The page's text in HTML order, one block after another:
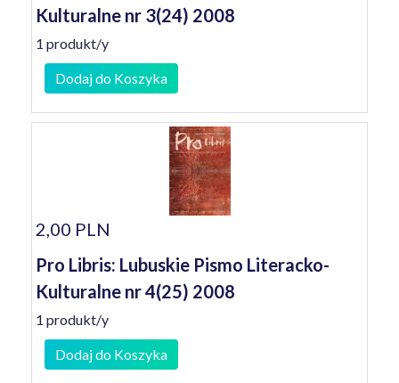
Kulturalne nr 3(24) 2008
1 produkt/y
Dodaj do Koszyka
2,00 PLN
Pro Libris: Lubuskie Pismo Literacko-
Kulturalne nr 4(25) 2008
1 produkt/y
Dodaj do Koszyka